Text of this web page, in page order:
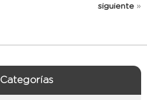
siguiente »
Categorías